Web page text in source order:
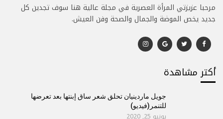
مرحبا عزيزتي المرأة العصرية في مجلة عالية هنا سوف تجدين كل
جديد يخص الموضة والجمال والصحة وفن العيش.
أكتر مشاهدة
جويل ماردينيان تحلق شعر ساق إبنتها بعد تعرضها
للتنمر(فيديو)
يونيو 25, 2020